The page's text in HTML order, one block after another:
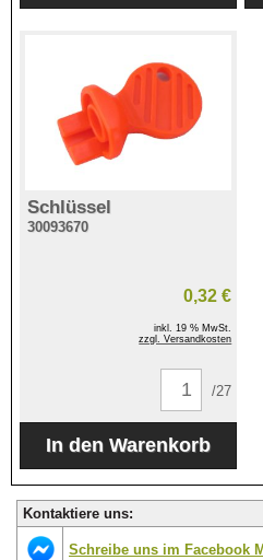
Schlüssel
30093670
0,32 €
inkl. 19 % MwSt.
zzgl. Versandkosten
/27
Kontaktiere uns:
Schreibe uns im Facebook